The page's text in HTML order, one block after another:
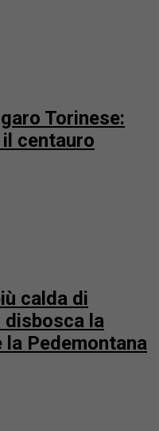
Torinese:
centauro
calda di
disbosca la
Pedemontana